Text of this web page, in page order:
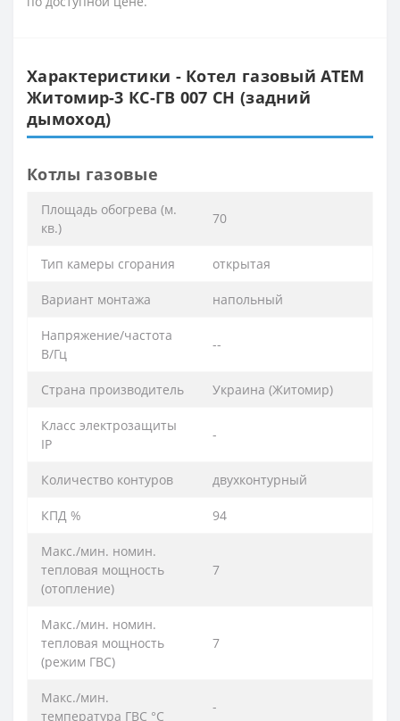
Характеристики - Котел газовый АТЕМ
Житомир-3 КС-ГВ 007 СН (задний
дымоход)
Котлы газовые
Площадь обогрева (м.
кв.)
70
Тип камеры сгорания открытая
Вариант монтажа напольный
Напряжение/частота
В/Гц
--
Страна производитель Украина (Житомир)
Класс электрозащиты
IP
-
Количество контуров двухконтурный
КПД % 94
Макс./мин. номин.
тепловая мощность
(отoпление)
7
Макс./мин. номин.
тепловая мощность
(режим ГВС)
7
Макс./мин.
температура ГВС °C
-